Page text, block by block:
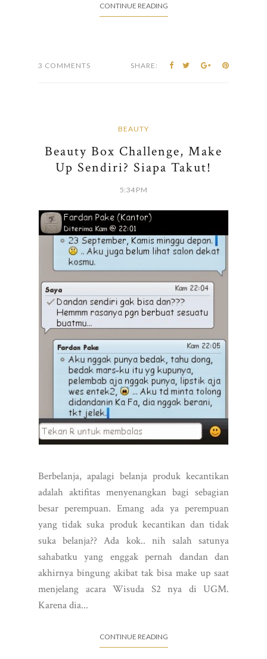
CONTINUE READING
3 COMMENTS SHARE:
BEAUTY
Beauty Box Challenge, Make
Up Sendiri? Siapa Takut!
5:34 PM
Berbelanja, apalagi belanja produk kecantikan
adalah aktifitas menyenangkan bagi sebagian
besar perempuan. Emang ada ya perempuan
yang tidak suka produk kecantikan dan tidak
suka belanja?? Ada kok.. nih salah satunya
sahabatku yang enggak pernah dandan dan
akhirnya bingung akibat tak bisa make up saat
menjelang acara Wisuda S2 nya di UGM.
Karena dia...
CONTINUE READING